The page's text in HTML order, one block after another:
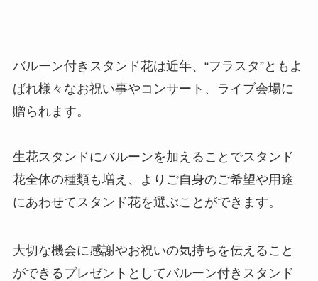
バルーン付きスタンド花は近年、“フラスタ”ともよ
ばれ様々なお祝い事やコンサート、ライブ会場に
贈られます。
生花スタンドにバルーンを加えることでスタンド
花全体の種類も増え、よりご自身のご希望や用途
にあわせてスタンド花を選ぶことができます。
大切な機会に感謝やお祝いの気持ちを伝えること
ができるプレゼントとしてバルーン付きスタンド